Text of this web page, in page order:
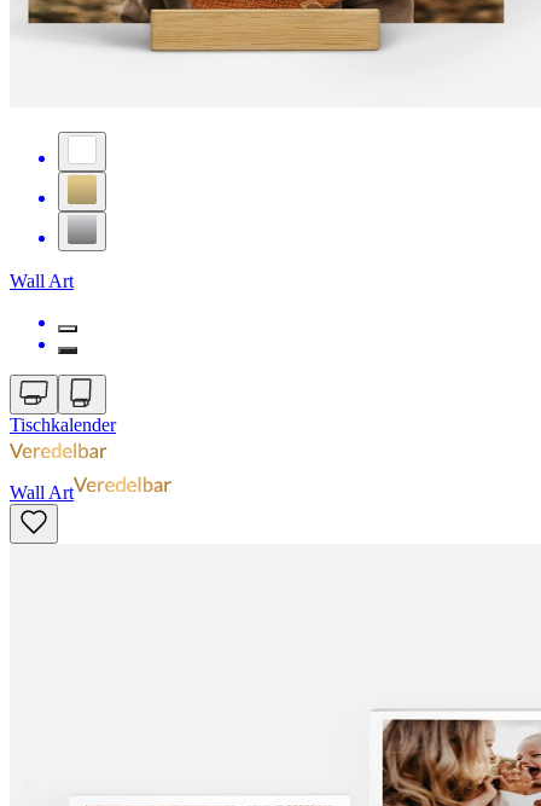
Wall Art
Tischkalender
Wall Art